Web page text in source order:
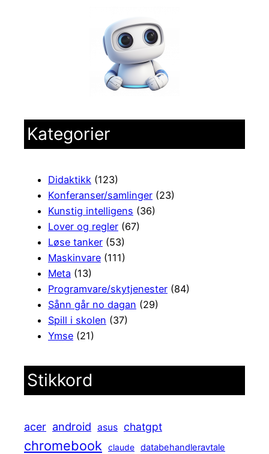
Kategorier
Didaktikk (123)
Konferanser/samlinger (23)
Kunstig intelligens (36)
Lover og regler (67)
Løse tanker (53)
Maskinvare (111)
Meta (13)
Programvare/skytjenester (84)
Sånn går no dagan (29)
Spill i skolen (37)
Ymse (21)
Stikkord
acer android asus chatgpt
chromebook claude databehandleravtale